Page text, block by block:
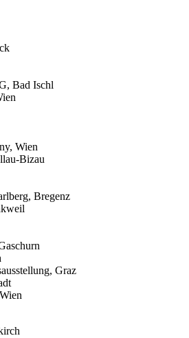
Bad Ischl
Wien
Bizau
Bregenz
Graz